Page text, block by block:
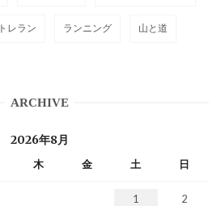
トレラン ランニング 山と道
ARCHIVE
2026年8月
木 金 土 日
1 2